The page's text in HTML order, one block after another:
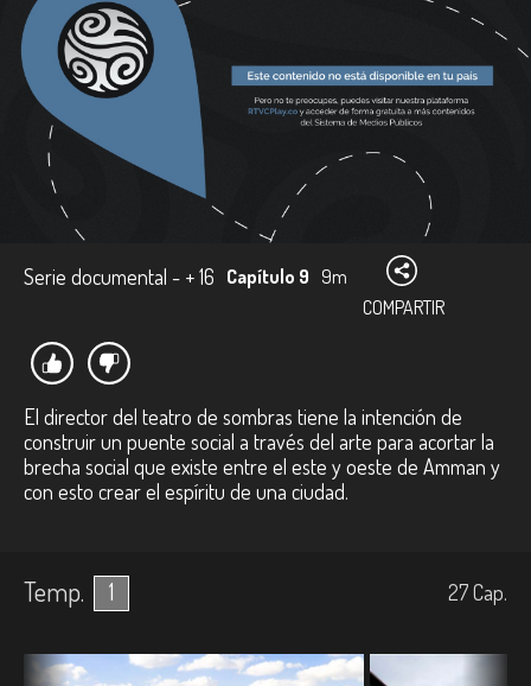
Serie documental - + 16 Capítulo 9 9m
COMPARTIR
El director del teatro de sombras tiene la intención de
construir un puente social a través del arte para acortar la
brecha social que existe entre el este y oeste de Amman y
con esto crear el espíritu de una ciudad.
Temp. 1 27Cap.